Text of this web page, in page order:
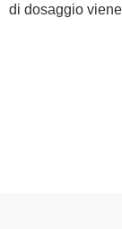
di dosaggio